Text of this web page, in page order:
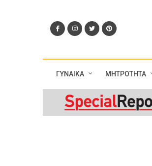
ΓΥΝΑΙΚΑ ΜΗΤΡΟΤΗΤΑ